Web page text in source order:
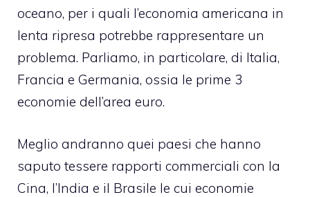
oceano, per i quali l’economia americana in
lenta ripresa potrebbe rappresentare un
problema. Parliamo, in particolare, di Italia,
Francia e Germania, ossia le prime 3
economie dell’area euro.
Meglio andranno quei paesi che hanno
saputo tessere rapporti commerciali con la
Cina, l’India e il Brasile le cui economie